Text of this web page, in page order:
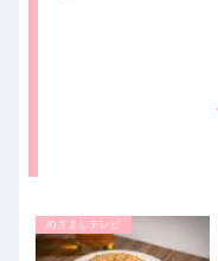
めざましテレビ